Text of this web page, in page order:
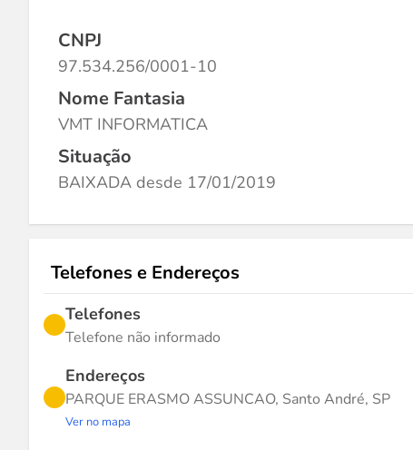
CNPJ
97.534.256/0001-10
Nome Fantasia
VMT INFORMATICA
Situação
BAIXADA desde 17/01/2019
Telefones e Endereços
Telefones
Telefone não informado
Endereços
PARQUE ERASMO ASSUNCAO, Santo André, SP
Ver no mapa